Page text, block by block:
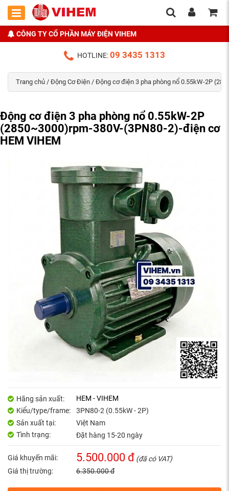
CÔNG TY CỔ PHẦN MÁY ĐIỆN VIHEM
HOTLINE:09 3435 1313
Trang chủ / Động Cơ Điện / Động cơ điện 3 pha phòng nổ 0.55kW-2P
Động cơ điện 3 pha phòng nổ 0.55kW-2P
(2850~3000)rpm-380V-(3PN80-2)-điện cơ
HEM VIHEM
Hãng sản xuất:
HEM - VIHEM
Kiểu/type/frame:
3PN80-2 (0.55kW - 2P)
Sản xuất tại:
Việt Nam
Tình trạng:
Đặt hàng 15-20 ngày
Giá khuyến mãi: 5.500.000 đ (đã có VAT)
Giá thị trường:
6.350.000 đ